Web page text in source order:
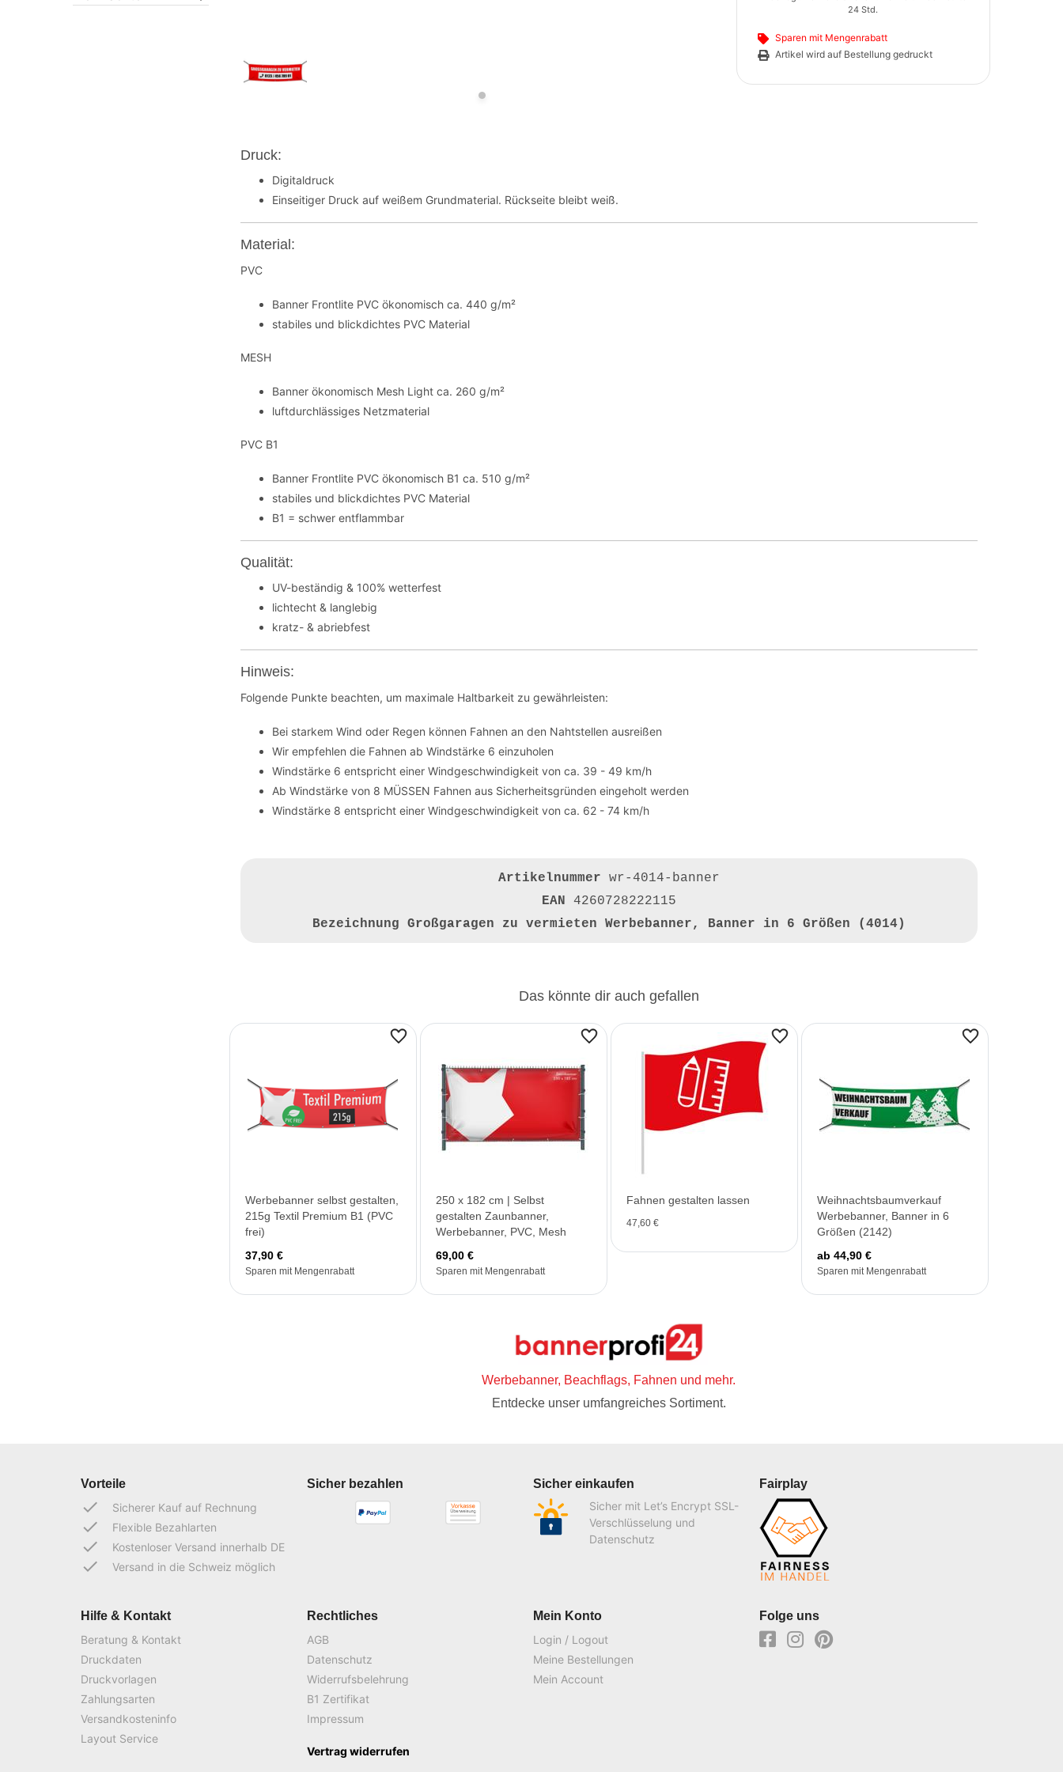
24 Std.
Sparen mit Mengenrabatt
Artikel wird auf Bestellung gedruckt
Druck:
Digitaldruck
Einseitiger Druck auf weißem Grundmaterial. Rückseite bleibt weiß.
Material:
PVC
Banner Frontlite PVC ökonomisch ca. 440 g/m²
stabiles und blickdichtes PVC Material
MESH
Banner ökonomisch Mesh Light ca. 260 g/m²
luftdurchlässiges Netzmaterial
PVC B1
Banner Frontlite PVC ökonomisch B1 ca. 510 g/m²
stabiles und blickdichtes PVC Material
B1 = schwer entflammbar
Qualität:
UV-beständig & 100% wetterfest
lichtecht & langlebig
kratz- & abriebfest
Hinweis:
Folgende Punkte beachten, um maximale Haltbarkeit zu gewährleisten:
Bei starkem Wind oder Regen können Fahnen an den Nahtstellen ausreißen
Wir empfehlen die Fahnen ab Windstärke 6 einzuholen
Windstärke 6 entspricht einer Windgeschwindigkeit von ca. 39 - 49 km/h
Ab Windstärke von 8 MÜSSEN Fahnen aus Sicherheitsgründen eingeholt werden
Windstärke 8 entspricht einer Windgeschwindigkeit von ca. 62 - 74 km/h
Artikelnummer wr-4014-banner
EAN 4260728222115
Bezeichnung Großgaragen zu vermieten Werbebanner, Banner in 6 Größen (4014)
Das könnte dir auch gefallen
Werbebanner selbst gestalten,
215g Textil Premium B1 (PVC
frei)
37,90 €
Sparen mit Mengenrabatt
250 x 182 cm | Selbst
gestalten Zaunbanner,
Werbebanner, PVC, Mesh
69,00 €
Sparen mit Mengenrabatt
Fahnen gestalten lassen
47,60 €
Weihnachtsbaumverkauf
Werbebanner, Banner in 6
Größen (2142)
ab 44,90 €
Sparen mit Mengenrabatt
Werbebanner, Beachflags, Fahnen und mehr.
Entdecke unser umfangreiches Sortiment.
Vorteile
done Sicherer Kauf auf Rechnung
done Flexible Bezahlarten
done Kostenloser Versand innerhalb DE
done Versand in die Schweiz möglich
Sicher bezahlen
Sicher einkaufen
Sicher mit Let’s Encrypt SSL-
Verschlüsselung und
Datenschutz
Fairplay
Hilfe & Kontakt
Beratung & Kontakt
Druckdaten
Druckvorlagen
Zahlungsarten
Versandkosteninfo
Layout Service
Rechtliches
AGB
Datenschutz
Widerrufsbelehrung
B1 Zertifikat
Impressum
Vertrag widerrufen
Mein Konto
Login / Logout
Meine Bestellungen
Mein Account
Folge uns